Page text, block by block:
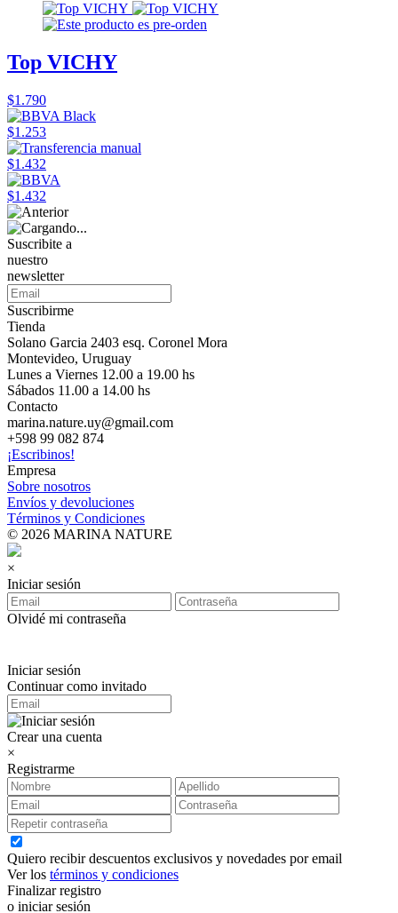
Top VICHY
$1.790
$1.253
$1.432
$1.432
Suscribite a
nuestro
newsletter
Suscribirme
Tienda
Solano Garcia 2403 esq. Coronel Mora
Montevideo, Uruguay
Lunes a Viernes 12.00 a 19.00 hs
Sábados 11.00 a 14.00 hs
Contacto
marina.nature.uy@gmail.com
+598 99 082 874
¡Escribinos!
Empresa
Sobre nosotros
Envíos y devoluciones
Términos y Condiciones
© 2026 MARINA NATURE
×
Iniciar sesión
Olvidé mi contraseña
Iniciar sesión
Continuar como invitado
Crear una cuenta
×
Registrarme
Quiero recibir descuentos exclusivos y novedades por email
Ver los términos y condiciones
Finalizar registro
o iniciar sesión